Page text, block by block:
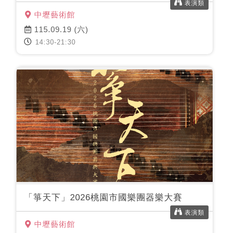
中壢藝術館
表演類
115.09.19 (六)
14:30-21:30
「箏天下」2026桃園市國樂團器樂大賽
中壢藝術館
表演類